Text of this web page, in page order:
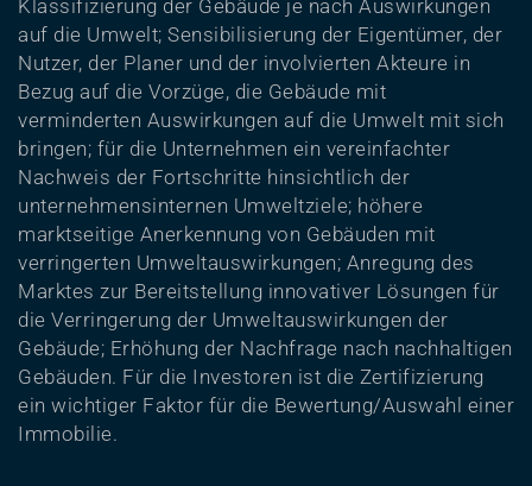
Klassifizierung der Gebäude je nach Auswirkungen
auf die Umwelt; Sensibilisierung der Eigentümer, der
Nutzer, der Planer und der involvierten Akteure in
Bezug auf die Vorzüge, die Gebäude mit
verminderten Auswirkungen auf die Umwelt mit sich
bringen; für die Unternehmen ein vereinfachter
Nachweis der Fortschritte hinsichtlich der
unternehmensinternen Umweltziele; höhere
marktseitige Anerkennung von Gebäuden mit
verringerten Umweltauswirkungen; Anregung des
Marktes zur Bereitstellung innovativer Lösungen für
die Verringerung der Umweltauswirkungen der
Gebäude; Erhöhung der Nachfrage nach nachhaltigen
Gebäuden. Für die Investoren ist die Zertifizierung
ein wichtiger Faktor für die Bewertung/Auswahl einer
Immobilie.